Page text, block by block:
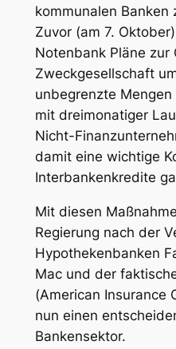
kommunalen
Zuvor (am 7.
Notenbank Pläne zur
Zweckgesellschaft
unbegrenzte
mit dreimonatiger
Nicht-
damit eine wichtige
Interbankenkredite
Mit diesen
Regierung nach der
Hypothekenbanken
Mac und der
(American Insurance
nun einen
Bankensektor.